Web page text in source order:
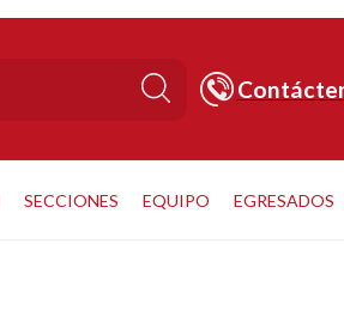
SECCIONES EQUIPO EGRESADOS